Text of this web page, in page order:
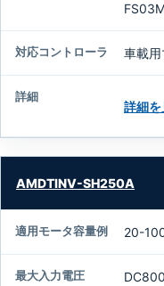
車載用
詳細を
AMDTINV-SH250A
20-